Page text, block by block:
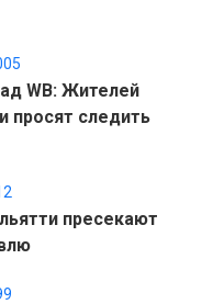
WB: Жителей
просят следить
пресекают